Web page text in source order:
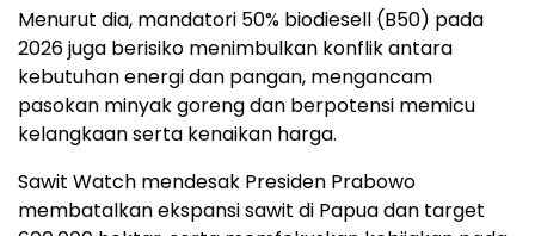
Menurut dia, mandatori 50% biodiesell (B50) pada
2026 juga berisiko menimbulkan konflik antara
kebutuhan energi dan pangan, mengancam
pasokan minyak goreng dan berpotensi memicu
kelangkaan serta kenaikan harga.
Sawit Watch mendesak Presiden Prabowo
membatalkan ekspansi sawit di Papua dan target